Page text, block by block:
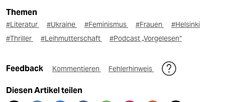
Themen
#Literatur #Ukraine #Feminismus #Frauen
#Helsinki
#Thriller
#Leihmutterschaft #Podcast „Vorgelesen“
Feedback Kommentieren Fehlerhinweis
Diesen Artikel teilen